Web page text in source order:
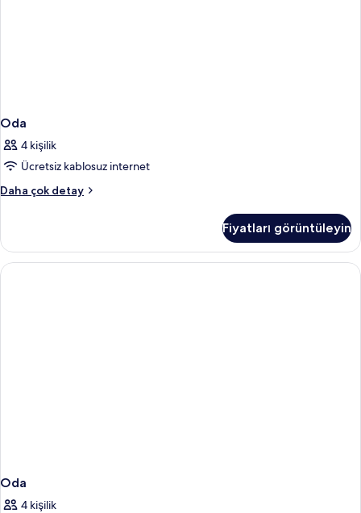
Oda
4 kişilik
Ücretsiz kablosuz internet
Daha çok detay
Oda
detay
Fiyatları görüntüleyin
Oda
4 kişilik